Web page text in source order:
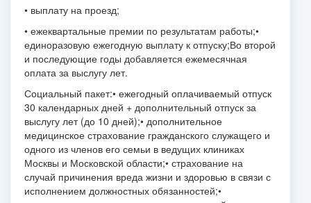
• выплату на проезд;
• ежеквартальные премии по результатам работы;•
единоразовую ежегодную выплату к отпуску;Во второй
и последующие годы добавляется ежемесячная
оплата за выслугу лет.
Социальный пакет:• ежегодный оплачиваемый отпуск
30 календарных дней + дополнительный отпуск за
выслугу лет (до 10 дней);• дополнительное
медицинское страхование гражданского служащего и
одного из членов его семьи в ведущих клиниках
Москвы и Московской области;• страхование на
случай причинения вреда жизни и здоровью в связи с
исполнением должностных обязанностей;•